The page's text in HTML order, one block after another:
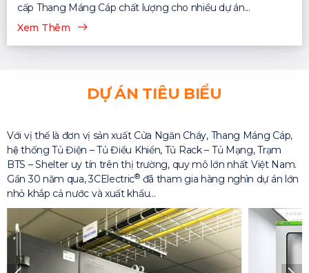
cấp Thang Máng Cáp chất lượng cho nhiều dự án...
Xem Thêm
DỰ ÁN TIÊU BIỂU
Với vị thế là đơn vị sản xuất Cửa Ngăn Cháy, Thang Máng Cáp,
hệ thống Tủ Điện – Tủ Điều Khiển, Tủ Rack – Tủ Mạng, Trạm
BTS – Shelter uy tín trên thị trường, quy mô lớn nhất Việt Nam.
Gần 30 năm qua, 3CElectric®đã tham gia hàng nghìn dự án lớn
nhỏ khắp cả nước và xuất khẩu…